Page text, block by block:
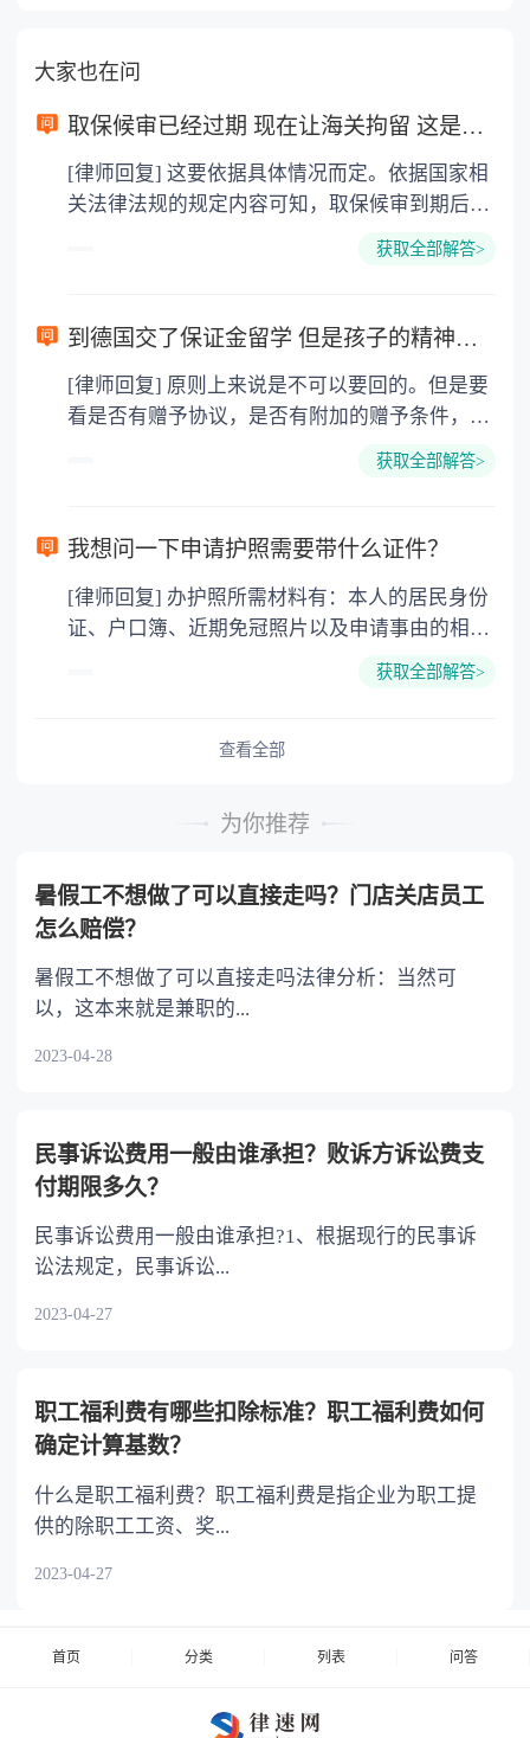
大家也在问
取保候审已经过期 现在让海关拘留 这是什么情况？
[律师回复] 这要依据具体情况而定。依据国家相
关法律法规的规定内容可知，取保候审到期后，
如果解除取保候审措施的，不再追究当事人刑事
代表案件终结。法律依据：《中华人民共和国出
一的，不准出境：（一）未持有效出境入境证件
或者拒绝、逃避接受边防检查的；（二）被判处
刑罚尚未执行完毕或者属于刑事案件被告人、犯
管理受到刑事处罚或者因非法出境、非法居留、
境规定年限的；（五）可能危害国家安全和利
益，国务院有关主管部门决定不准出境的；
（六）法律、行政法规规定不准出境的其他情
获取全部解答>
到德国交了保证金留学 但是孩子的精神方面有问题 保证金可以拿回来吗？
[律师回复] 原则上来说是不可以要回的。但是要
看是否有赠予协议，是否有附加的赠予条件，如
果子女没达到附加的赠予条件要求的话，还是有
获取全部解答>
我想问一下申请护照需要带什么证件？
[律师回复] 办护照所需材料有：本人的居民身份
证、户口簿、近期免冠照片以及申请事由的相关
材料，国家工作人员因非公务原因出国的还需按
护照，应当提交本人的居民身份证、户口簿、近
人员因本法第五条规定的原因出境申请普通护照
料之日起十五日内签发普通护照；对不符合规定
不予签发的，应当书面说明理由，并告知申请人
享有依法申请行政复议或者提起行政诉讼的权
利。在偏远地区或者交通不便的地区或者因特殊
责人批准，签发时间可以延长至三十日。公民因
获取全部解答>
查看全部
为你推荐
暑假工不想做了可以直接走吗？门店关店员工
怎么赔偿？
暑假工不想做了可以直接走吗法律分析：当然可
以，这本来就是兼职的...
2023-04-28
民事诉讼费用一般由谁承担？败诉方诉讼费支
付期限多久？
民事诉讼费用一般由谁承担?1、根据现行的民事诉
讼法规定，民事诉讼...
2023-04-27
职工福利费有哪些扣除标准？职工福利费如何
确定计算基数？
什么是职工福利费？职工福利费是指企业为职工提
供的除职工工资、奖...
2023-04-27
首页 分类 列表 问答